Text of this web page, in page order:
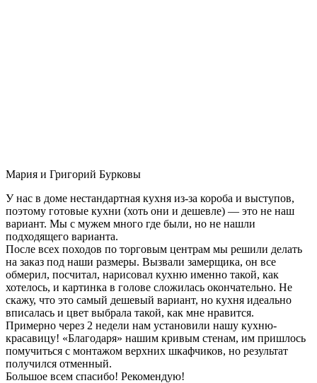
Мария и Григорий Бурковы
У нас в доме нестандартная кухня из-за короба и выступов,
поэтому готовые кухни (хоть они и дешевле) — это не наш
вариант. Мы с мужем много где были, но не нашли
подходящего варианта.
После всех походов по торговым центрам мы решили делать
на заказ под наши размеры. Вызвали замерщика, он все
обмерил, посчитал, нарисовал кухню именно такой, как
хотелось, и картинка в голове сложилась окончательно. Не
скажу, что это самый дешевый вариант, но кухня идеально
вписалась и цвет выбрала такой, как мне нравится.
Примерно через 2 недели нам установили нашу кухню-
красавицу! «Благодаря» нашим кривым стенам, им пришлось
помучиться с монтажом верхних шкафчиков, но результат
получился отменный.
Большое всем спасибо! Рекомендую!